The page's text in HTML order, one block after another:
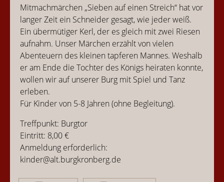
Mitmachmärchen „Sieben auf einen Streich“ hat vor
langer Zeit ein Schneider gesagt, wie jeder weiß.
Ein übermütiger Kerl, der es gleich mit zwei Riesen
aufnahm. Unser Märchen erzählt von vielen
Abenteuern des kleinen tapferen Mannes. Weshalb
er am Ende die Tochter des Königs heiraten konnte,
wollen wir auf unserer Burg mit Spiel und Tanz
erleben.
Für Kinder von 5-8 Jahren (ohne Begleitung).
Treffpunkt: Burgtor
Eintritt: 8,00 €
Anmeldung erforderlich:
kinder@alt.burgkronberg.de